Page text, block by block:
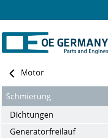
Motor
Schmierung
Dichtungen
Generatorfreilauf